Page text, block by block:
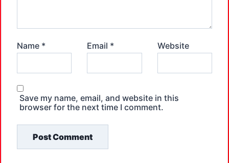
Name * Email * Website
Save my name, email, and website in this
browser for the next time I comment.